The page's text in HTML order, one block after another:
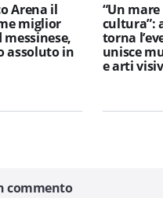
Arena il
miglior
assoluto in
“Un
cultura”:
torna
unisce
e arti
commento